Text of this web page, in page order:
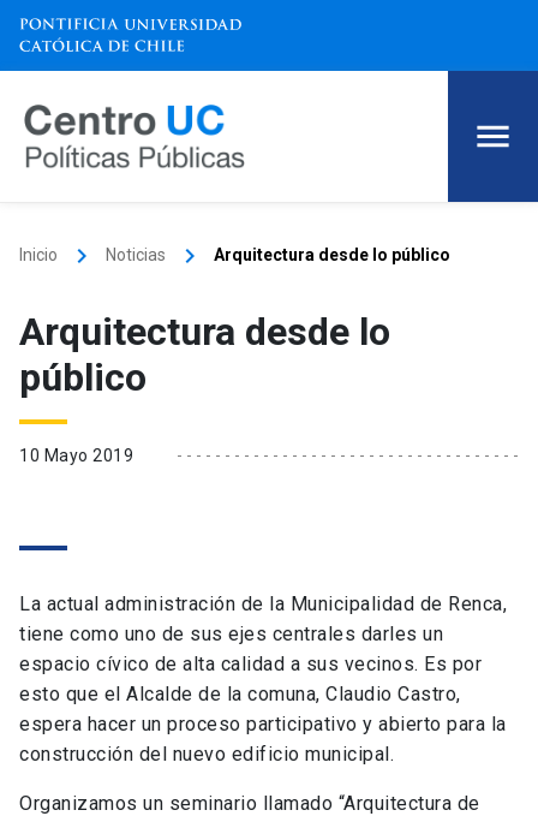
Inicio keyboard_arrow_right Noticias keyboard_arrow_right Arquitectura desde lo público
Arquitectura desde lo
público
10 Mayo 2019
La actual administración de la Municipalidad de Renca,
tiene como uno de sus ejes centrales darles un
espacio cívico de alta calidad a sus vecinos. Es por
esto que el Alcalde de la comuna, Claudio Castro,
espera hacer un proceso participativo y abierto para la
construcción del nuevo edificio municipal.
Organizamos un seminario llamado “Arquitectura de